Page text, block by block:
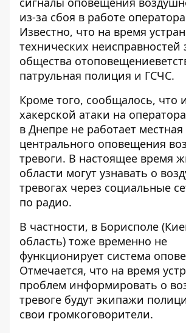
из-за сбоя в работе
Известно, что на время
технических неисправностей
общества
патрульная полиция и ГСЧС.
Кроме того, сообщалось, что
хакерской атаки на
в Днепре не работает
центрального оповещения
тревоги. В настоящее время
области могут узнавать о
тревогах через социальные
по радио.
В частности, в Борисполе
область) тоже временно не
функционирует система
Отмечается, что на время
проблем информировать о
тревоге будут экипажи
свои громкоговорители.